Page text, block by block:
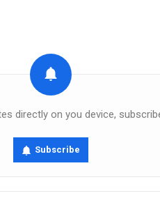
directly on you device,
Subscribe